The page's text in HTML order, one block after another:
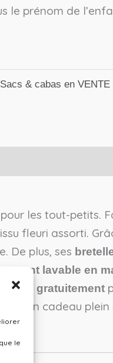
le
le prénom de
Sacs & cabas en VENTE
les tout-petits.
fleuri assorti.
De plus, ses
lavable en
gratuitement
. Un cadeau